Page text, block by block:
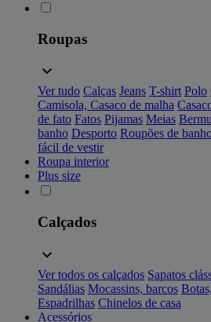
Roupas
Ver tudo Calças Jeans T-shirt Polo
Camisola, Casaco de malha
de fato Fatos Pijamas Meias
banho Desporto Roupões de
fácil de vestir
Roupa interior
Plus size
Calçados
Ver todos os calçados Sapatos
Sandálias Mocassins, barcos
Espadrilhas Chinelos de casa
Acessórios